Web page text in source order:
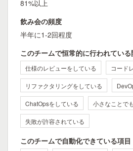
81%以上
飲み会の頻度
半年に1-2回程度
このチームで恒常的に行われてい
仕様のレビューをしている コード
リファクタリングをしている
ChatOpsをしている 小さなことで
失敗が許容されている
このチームで自動化できている項目